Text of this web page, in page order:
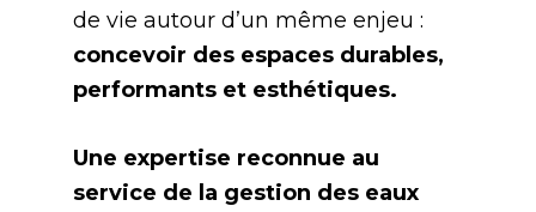
de vie autour d’un même enjeu :
concevoir des espaces durables,
performants et esthétiques.
Une expertise reconnue au
service de la gestion des eaux